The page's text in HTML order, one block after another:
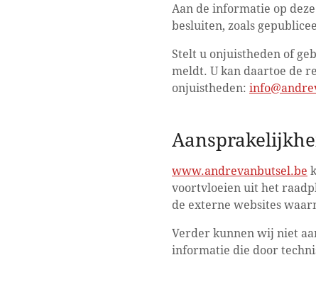
Aan de informatie op
besluiten, zoals
Stelt u onjuistheden of
meldt. U kan daartoe de
onjuistheden:
www.andrevanbutsel.be
voortvloeien uit het
de externe websites
Verder kunnen wij niet
informatie die door